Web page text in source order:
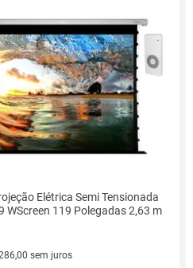
Elétrica Semi Tensionada
WScreen 119 Polegadas 2,63 m
sem juros